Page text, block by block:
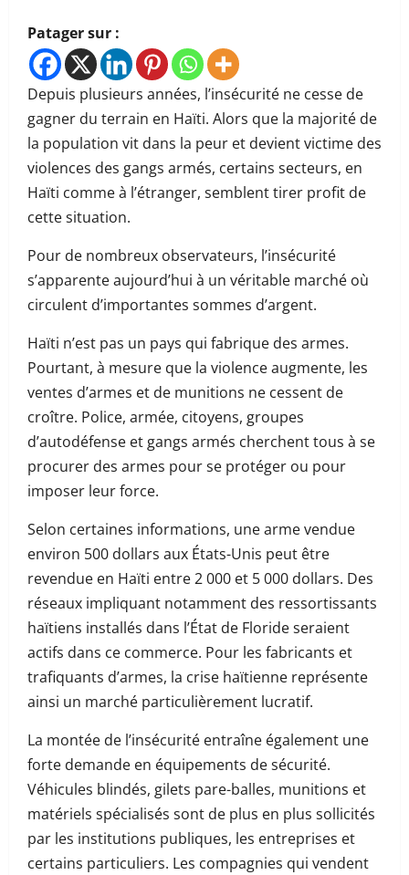
Patager sur :
Depuis plusieurs années, l’insécurité ne cesse de
gagner du terrain en Haïti. Alors que la majorité de
la population vit dans la peur et devient victime des
violences des gangs armés, certains secteurs, en
Haïti comme à l’étranger, semblent tirer profit de
cette situation.
Pour de nombreux observateurs, l’insécurité
s’apparente aujourd’hui à un véritable marché où
circulent d’importantes sommes d’argent.
Haïti n’est pas un pays qui fabrique des armes.
Pourtant, à mesure que la violence augmente, les
ventes d’armes et de munitions ne cessent de
croître. Police, armée, citoyens, groupes
d’autodéfense et gangs armés cherchent tous à se
procurer des armes pour se protéger ou pour
imposer leur force.
Selon certaines informations, une arme vendue
environ 500 dollars aux États-Unis peut être
revendue en Haïti entre 2 000 et 5 000 dollars. Des
réseaux impliquant notamment des ressortissants
haïtiens installés dans l’État de Floride seraient
actifs dans ce commerce. Pour les fabricants et
trafiquants d’armes, la crise haïtienne représente
ainsi un marché particulièrement lucratif.
La montée de l’insécurité entraîne également une
forte demande en équipements de sécurité.
Véhicules blindés, gilets pare-balles, munitions et
matériels spécialisés sont de plus en plus sollicités
par les institutions publiques, les entreprises et
certains particuliers. Les compagnies qui vendent